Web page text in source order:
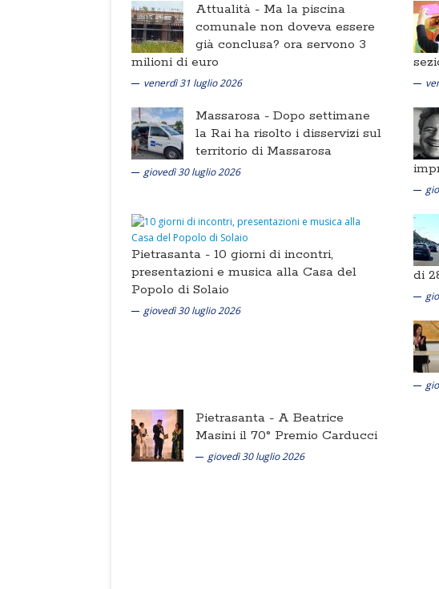
Attualità - Ma la piscina
comunale non doveva essere
già conclusa? ora servono 3
milioni di euro
venerdì 31 luglio 2026
Massarosa - Dopo settimane
la Rai ha risolto i disservizi sul
territorio di Massarosa
giovedì 30 luglio 2026
Pietrasanta - 10 giorni di incontri,
presentazioni e musica alla Casa del
Popolo di Solaio
giovedì 30 luglio 2026
di
Pietrasanta - A Beatrice
Masini il 70° Premio Carducci
giovedì 30 luglio 2026